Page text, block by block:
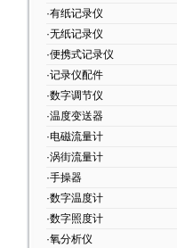
·有纸记录仪
·无纸记录仪
·便携式记录仪
·记录仪配件
·数字调节仪
·温度变送器
·电磁流量计
·涡街流量计
·手操器
·数字温度计
·数字照度计
·氧分析仪